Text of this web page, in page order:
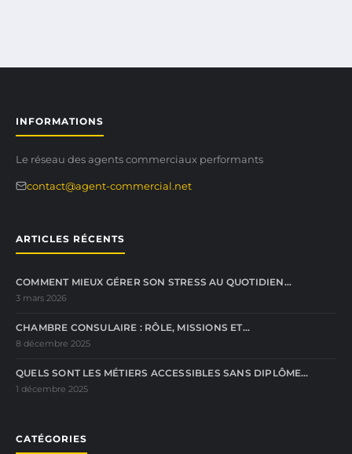
INFORMATIONS
Le réseau des agents commerciaux performants
contact@agent-commercial.net
ARTICLES RÉCENTS
COMMENT MIEUX GÉRER SON STRESS AU QUOTIDIEN…
3 mars 2026
CHAMBRE CONSULAIRE : RÔLE, MISSIONS ET…
8 décembre 2025
QUELS SONT LES MÉTIERS ACCESSIBLES SANS DIPLÔME…
1 décembre 2025
CATÉGORIES